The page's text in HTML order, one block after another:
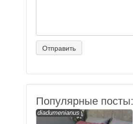
Популярные посты:
diadumenianus